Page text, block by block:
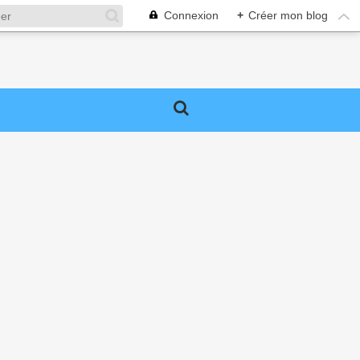
Connexion + Créer mon blog